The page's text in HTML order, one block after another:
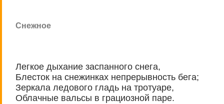
Снежное
Легкое дыхание заспанного снега,
Блесток на снежинках непрерывность бега;
Зеркала ледового гладь на тротуаре,
Облачные вальсы в грациозной паре.